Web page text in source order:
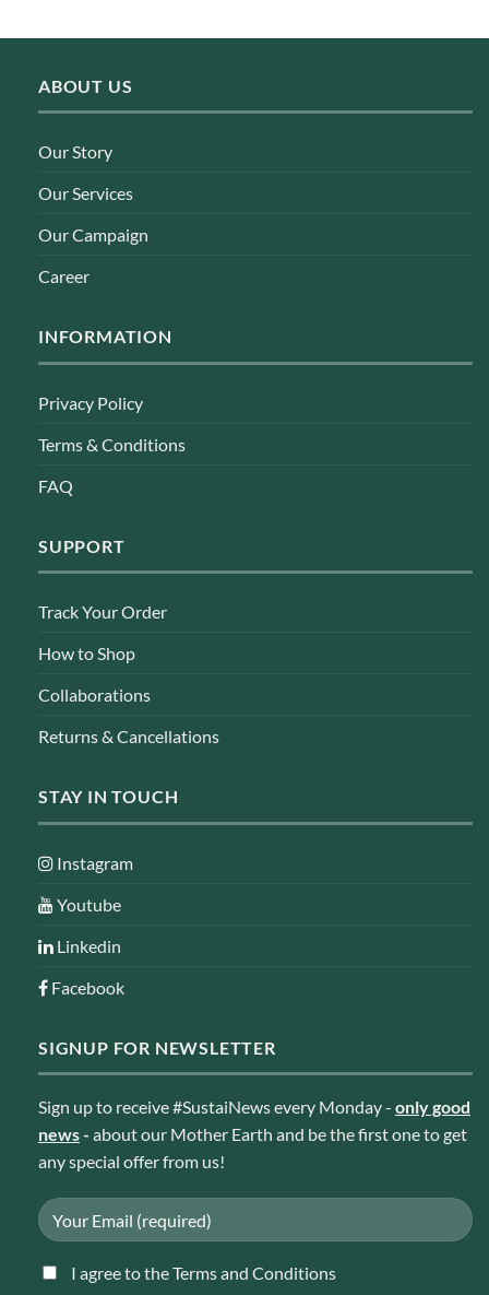
ABOUT US
Our Story
Our Services
Our Campaign
Career
INFORMATION
Privacy Policy
Terms & Conditions
FAQ
SUPPORT
Track Your Order
How to Shop
Collaborations
Returns & Cancellations
STAY IN TOUCH
Instagram
Youtube
Linkedin
Facebook
SIGNUP FOR NEWSLETTER
Sign up to receive #SustaiNews every Monday - only good
news- about our Mother Earth and be the first one to get
any special offer from us!
I agree to the Terms and Conditions